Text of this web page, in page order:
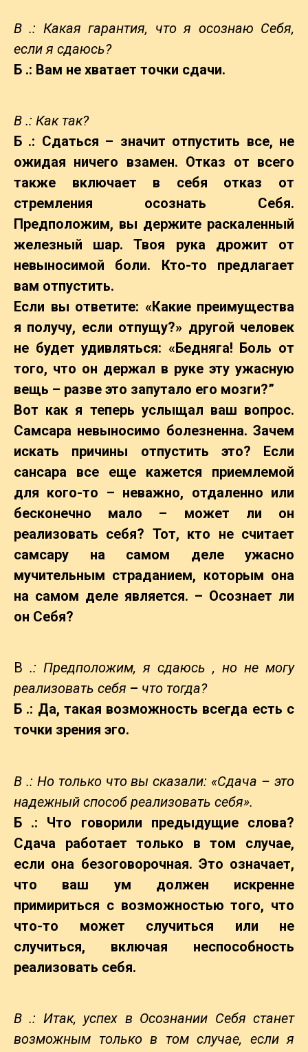
В .: Какая гарантия, что я осознаю Себя,
если я сдаюсь?
Б .: Вам не хватает точки сдачи.
В .: Как так?
Б .: Сдаться – значит отпустить все, не
ожидая ничего взамен. Отказ от всего
также включает в себя отказ от
стремления осознать Себя.
Предположим, вы держите раскаленный
железный шар. Твоя рука дрожит от
невыносимой боли. Кто-то предлагает
вам отпустить.
Если вы ответите: «Какие преимущества
я получу, если отпущу?» другой человек
не будет удивляться: «Бедняга! Боль от
того, что он держал в руке эту ужасную
вещь – разве это запутало его мозги?”
Вот как я теперь услыщал ваш вопрос.
Самсара невыносимо болезненна. Зачем
искать причины отпустить это? Если
сансара все еще кажется приемлемой
для кого-то – неважно, отдаленно или
бесконечно мало
– может ли он
реализовать себя? Тот, кто не считает
самсару на самом деле ужасно
мучительным страданием, которым она
на самом деле является. – Осознает ли
он Себя?
В .: Предположим, я сдаюсь , но не могу
реализовать себя – что тогда?
Б .: Да, такая возможность всегда есть с
точки зрения эго.
В .: Но только что вы сказали: «Сдача – это
надежный способ реализовать себя».
Б .: Что говорили предыдущие слова?
Сдача работает только в том случае,
если она безоговорочная. Это означает,
что ваш ум должен искренне
примириться с возможностью того, что
что-то может случиться или не
случиться, включая неспособность
реализовать себя.
В .: Итак, успех в Осознании Себя станет
возможным только в том случае, если я